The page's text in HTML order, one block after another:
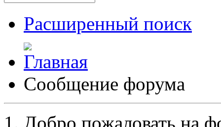
Расширенный поиск
Сообщение форума